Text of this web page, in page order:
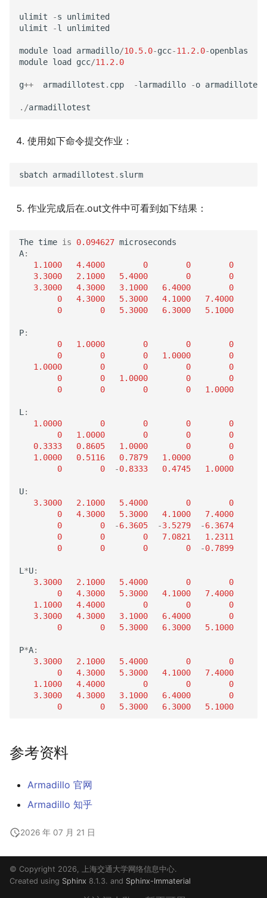
ulimit -s
unlimited
ulimit
-l unlimited
module load armadillo/10.5.0-gcc-11.2.0-openblas
module load gcc/11.2.0
g++ armadillotest . cpp -larmadillo -o armadillotest
./armadillotest
使用如下命令提交作业：
sbatch armadillotest . slurm
作业完成后在.out文件中可看到如下结果：
The time is 0.094627 microseconds
A:
1.1000
4.4000 0 0
0
3.3000
2.1000 5.4000 0
0
3.3000
4.3000 3.1000 6.4000
0
0
4.3000 5.3000 4.1000
7.4000
0
0 5.3000 6.3000 5.1000
P:
0
1.0000 0 0
0
0
0 0 1.0000
0
1.0000
0 0 0
0
0
0 1.0000 0
0
0
0 0 0 1.0000
L :
1.0000
0 0 0
0
0
1.0000 0 0
0
0.3333
0.8605 1.0000 0
0
1.0000
0.5116 0.7879 1.0000
0
0
0 -0.8333 0.4745 1.0000
U:
3.3000
2.1000 5.4000 0
0
0
4.3000 5.3000 4.1000
7.4000
0
0 -6.3605 -3.5279 -6.3674
0
0 0 7.0821
1.2311
0
0 0 0 -0.7899
L *U:
3.3000
2.1000 5.4000 0
0
0
4.3000 5.3000 4.1000
7.4000
1.1000
4.4000 0 0
0
3.3000
4.3000 3.1000 6.4000
0
0
0 5.3000 6.3000 5.1000
P*A:
3.3000
2.1000 5.4000 0
0
0
4.3000 5.3000 4.1000
7.4000
1.1000
4.4000 0 0
0
3.3000
4.3000 3.1000 6.4000
0
0
0 5.3000 6.3000 5.1000
参考资料
Armadillo 官网
Armadillo 知乎
2026 年 07 月 21 日
© Copyright 2026, 上海交通大学网络信息中心.
Created using Sphinx 8.1.3. and Sphinx-Immaterial